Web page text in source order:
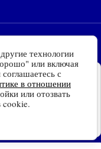
освещения для
Все права
изготовления, внешнем
к моменту публикации
технологии
или включая
с
в отношении
или отозвать
cookie.